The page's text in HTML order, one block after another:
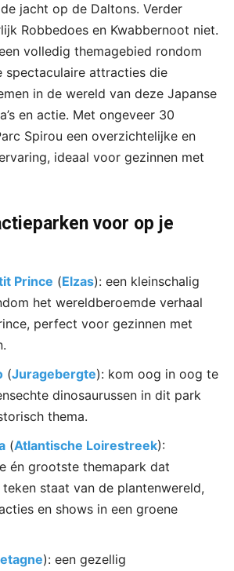
jacht op de Daltons. Verder
Robbedoes en Kwabbernoot niet.
volledig themagebied rondom
spectaculaire attracties die
in de wereld van deze Japanse
en actie. Met ongeveer 30
Spirou een overzichtelijke en
ideaal voor gezinnen met
voor op je
Prince (Elzas): een kleinschalig
het wereldberoemde verhaal
perfect voor gezinnen met
(Juragebergte): kom oog in oog te
dinosaurussen in dit park
thema.
(Atlantische Loirestreek):
én grootste themapark dat
staat van de plantenwereld,
en shows in een groene
): een gezellig